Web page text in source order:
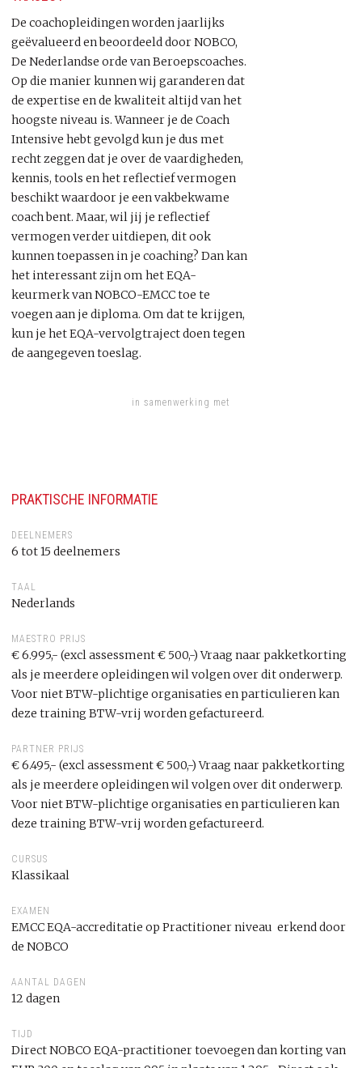
De coachopleidingen worden jaarlijks
geëvalueerd en beoordeeld door NOBCO,
De Nederlandse orde van Beroepscoaches.
Op die manier kunnen wij garanderen dat
de expertise en de kwaliteit altijd van het
hoogste niveau is. Wanneer je de Coach
Intensive hebt gevolgd kun je dus met
recht zeggen dat je over de vaardigheden,
kennis, tools en het reflectief vermogen
beschikt waardoor je een vakbekwame
coach bent. Maar, wil jij je reflectief
vermogen verder uitdiepen, dit ook
kunnen toepassen in je coaching? Dan kan
het interessant zijn om het EQA-
keurmerk van NOBCO-EMCC toe te
voegen aan je diploma. Om dat te krijgen,
kun je het EQA-vervolgtraject doen tegen
de aangegeven toeslag.
in samenwerking met
PRAKTISCHE INFORMATIE
DEELNEMERS
6 tot 15 deelnemers
TAAL
Nederlands
MAESTRO PRIJS
€ 6.995,- (excl assessment € 500,-) Vraag naar pakketkorting
als je meerdere opleidingen wil volgen over dit onderwerp.
Voor niet BTW-plichtige organisaties en particulieren kan
deze training BTW-vrij worden gefactureerd.
PARTNER PRIJS
€ 6.495,- (excl assessment € 500,-) Vraag naar pakketkorting
als je meerdere opleidingen wil volgen over dit onderwerp.
Voor niet BTW-plichtige organisaties en particulieren kan
deze training BTW-vrij worden gefactureerd.
CURSUS
Klassikaal
EXAMEN
EMCC EQA-accreditatie op Practitioner niveau erkend door
de NOBCO
AANTAL DAGEN
12 dagen
TIJD
Direct NOBCO EQA-practitioner toevoegen dan korting van